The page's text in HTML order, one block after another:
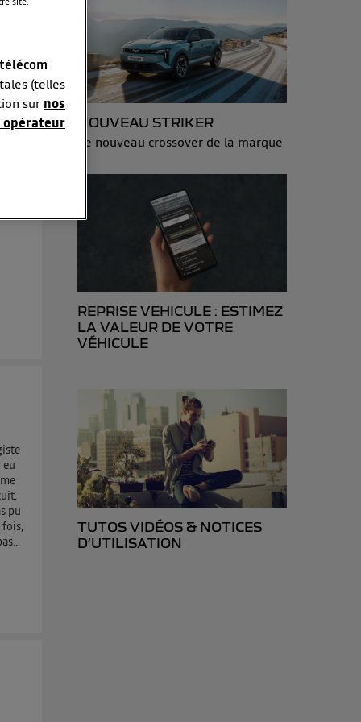
pu
fois,
NOUVEAU STRIKER
Le nouveau crossover de la marque
REPRISE VEHICULE : ESTIMEZ
LA VALEUR DE VOTRE
VÉHICULE
TUTOS VIDÉOS & NOTICES
D’UTILISATION
(telles
sur nos
opérateur
en
IP
même
du foyer ayant
du mobile.